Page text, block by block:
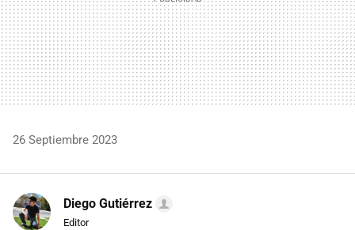
26 Septiembre 2023
Diego Gutiérrez
Editor